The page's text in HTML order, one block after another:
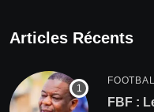
Articles Récents
FBF :